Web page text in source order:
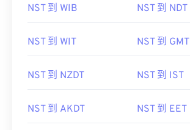
NST 到 WIB NST 到 NDT
NST 到 WIT NST 到 GMT
NST 到 NZDT NST 到 IST
NST 到 AKDT NST 到 EET